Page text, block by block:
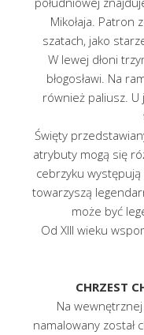
Mikołaja. Patron
szatach, jako
W lewej dłoni
błogosławi. Na
również paliusz.
Święty
atrybuty mogą się
cebrzyku
towarzyszą
może być
Od XIII wieku
CHRZEST
Na
namalowany został